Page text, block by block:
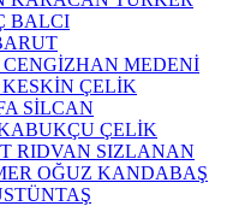
BALCI
MEDENİ
ÇELİK
SİLCAN
ÇELİK
RIDVAN SIZLANAN
OĞUZ KANDABAŞ